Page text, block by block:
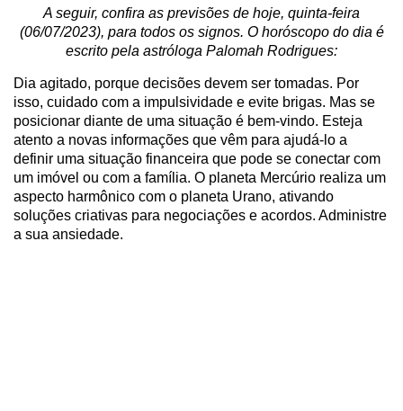
A seguir, confira as previsões de hoje, quinta-feira
(06/07/2023), para todos os signos. O horóscopo do dia é
escrito pela astróloga Palomah Rodrigues:
Dia agitado, porque decisões devem ser tomadas. Por
isso, cuidado com a impulsividade e evite brigas. Mas se
posicionar diante de uma situação é bem-vindo. Esteja
atento a novas informações que vêm para ajudá-lo a
definir uma situação financeira que pode se conectar com
um imóvel ou com a família. O planeta Mercúrio realiza um
aspecto harmônico com o planeta Urano, ativando
soluções criativas para negociações e acordos. Administre
a sua ansiedade.